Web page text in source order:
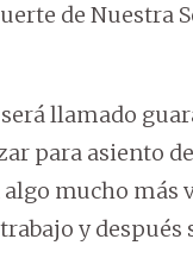
de Nuestra
llamado
para asiento
mucho más
y después